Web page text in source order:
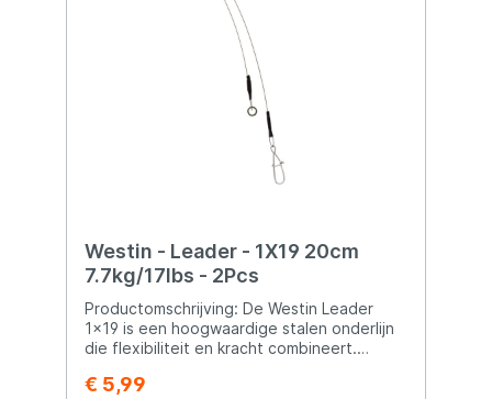
betrouwbare verbinding van je rigs en
Westin - Leader - 1X19 20cm
7.7kg/17lbs - 2Pcs
Productomschrijving: De Westin Leader
1x19 is een hoogwaardige stalen onderlijn
die flexibiliteit en kracht combineert.
leader uitstekende weerstand tegen
€ 5,99